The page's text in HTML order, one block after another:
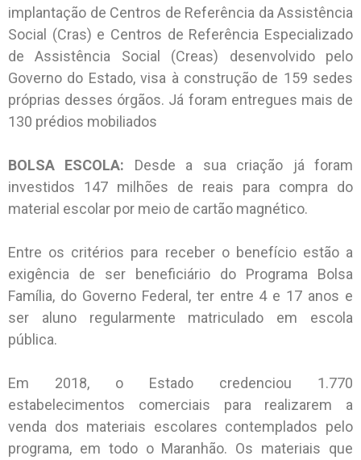
implantação de Centros de Referência da Assistência
Social (Cras) e Centros de Referência Especializado
de Assistência Social (Creas) desenvolvido pelo
Governo do Estado, visa à construção de 159 sedes
próprias desses órgãos. Já foram entregues mais de
130 prédios mobiliados
BOLSA ESCOLA: Desde a sua criação já foram
investidos 147 milhões de reais para compra do
material escolar por meio de cartão magnético.
Entre os critérios para receber o benefício estão a
exigência de ser beneficiário do Programa Bolsa
Família, do Governo Federal, ter entre 4 e 17 anos e
ser aluno regularmente matriculado em escola
pública.
Em 2018, o Estado credenciou 1.770
estabelecimentos comerciais para realizarem a
venda dos materiais escolares contemplados pelo
programa, em todo o Maranhão. Os materiais que